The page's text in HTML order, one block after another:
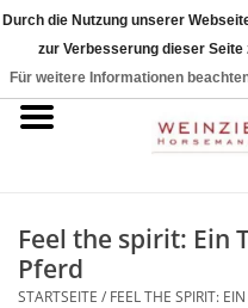
Startseite
Halfter & Seile
Feel the spirit: Ein
Pferd
STARTSEITE / FEEL THE SPIRIT:
Durch die Nutzung unserer
zur Verbesserung dieser Seite
Für weitere Informationen